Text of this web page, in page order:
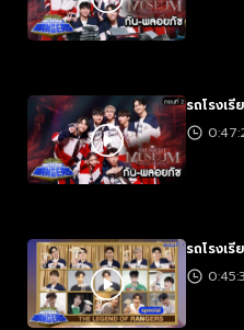
รถโรงเ
รถโรงเ